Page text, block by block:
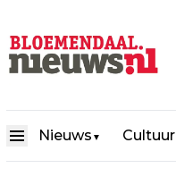
Nieuws ▼ Cultuur